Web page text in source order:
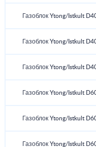
Газоблок Ytong/Istkult
Газоблок Ytong/Istkult
Газоблок Ytong/Istkult
Газоблок Ytong/Istkult
Газоблок Ytong/Istkult
Газоблок Ytong/Istkult